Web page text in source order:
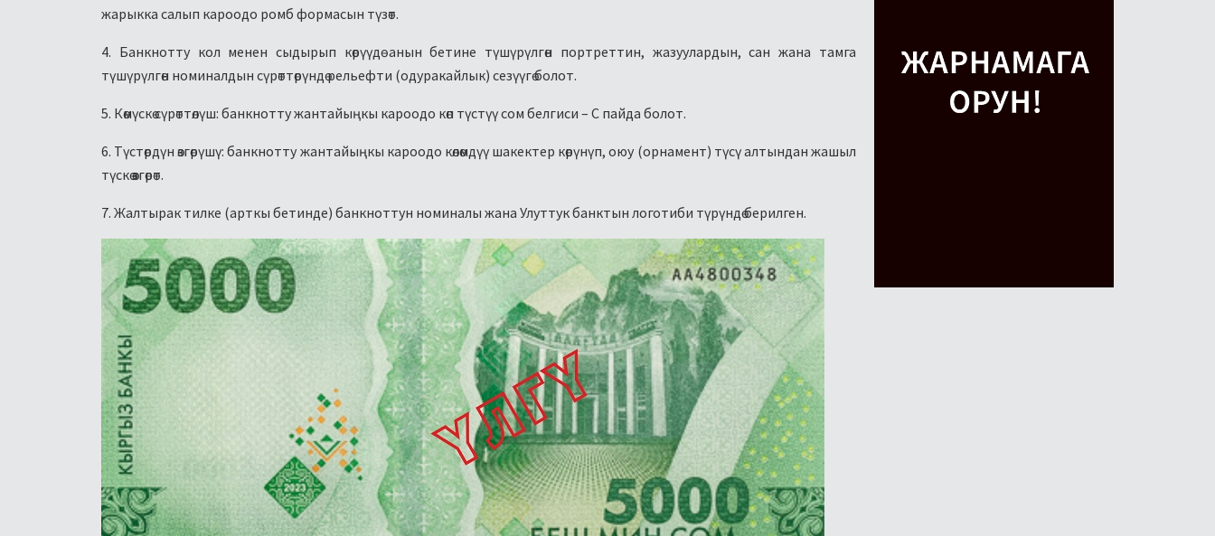
жарыкка салып кароодо ромб формасын түзөт.
4. Банкнотту кол менен сыдырып көрүүдө анын бетине түшүрүлгөн портреттин, жазуулардын, сан жана тамга
түшүрүлгөн номиналдын сүрөттөрүндө рельефти (одуракайлык) сезүүгө болот.
5. Көмүскө сүрөттөлүш: банкнотту жантайыңкы кароодо көп түстүү сом белгиси – С пайда болот.
6. Түстөрдүн өзгөрүшү: банкнотту жантайыңкы кароодо көлөмдүү шакектер көрүнүп, оюу (орнамент) түсү алтындан жашыл
түскө өзгөрөт.
7. Жалтырак тилке (арткы бетинде) банкноттун номиналы жана Улуттук банктын логотиби түрүндө берилген.